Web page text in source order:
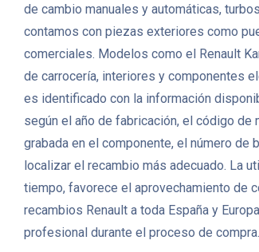
de cambio manuales y automáticas,
contamos con piezas exteriores como
comerciales. Modelos como el Renault
de carrocería, interiores y componentes
es identificado con la información
según el año de fabricación, el código de
grabada en el componente, el número
localizar el recambio más adecuado. La
tiempo, favorece el aprovechamiento de
recambios Renault a toda España y
profesional durante el proceso de compra.